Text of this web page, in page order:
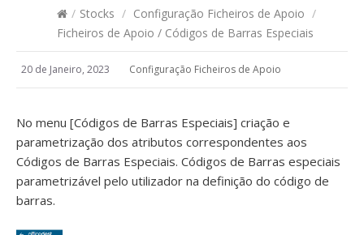
/ Stocks / Configuração Ficheiros de Apoio /
Ficheiros de Apoio / Códigos de Barras Especiais
20 de Janeiro, 2023 Configuração Ficheiros de Apoio
No menu [Códigos de Barras Especiais] criação e
parametrização dos atributos correspondentes aos
Códigos de Barras Especiais. Códigos de Barras especiais
parametrizável pelo utilizador na definição do código de
barras.